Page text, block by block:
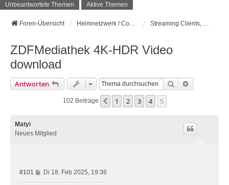
Unbeantwortete Themen Aktive Themen
Foren-Übersicht Heimnetzwerk / Computer Streaming Clients, Computer und Co.
ZDFMediathek 4K-HDR Video
download
Antworten Suche
102 Beiträge Vorherige
1 2 3 4 5
Matyi
Neues Mitglied
#101
B
e
Di 18. Feb 2025, 19:38